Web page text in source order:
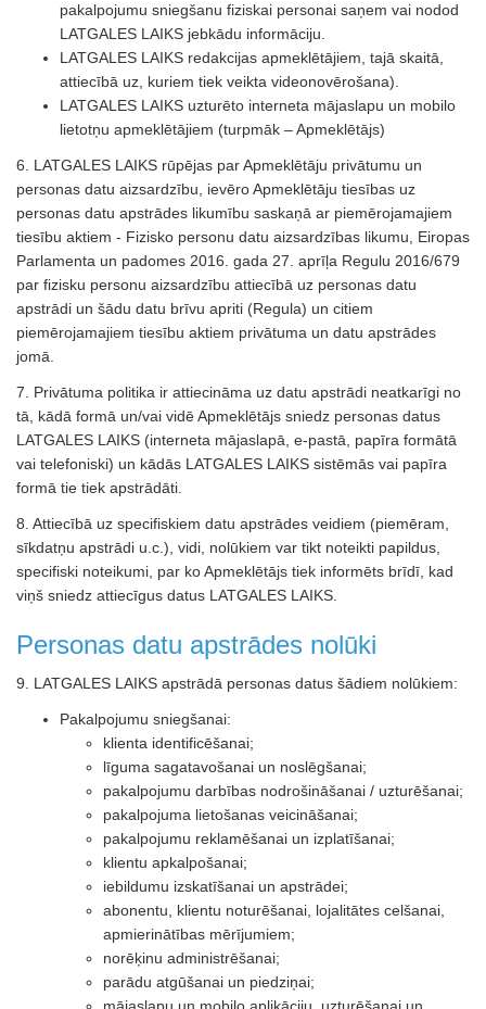
pakalpojumu sniegšanu fiziskai personai saņem vai nodod
LATGALES LAIKS jebkādu informāciju.
LATGALES LAIKS redakcijas apmeklētājiem, tajā skaitā,
attiecībā uz, kuriem tiek veikta videonovērošana).
LATGALES LAIKS uzturēto interneta mājaslapu un mobilo
lietotņu apmeklētājiem (turpmāk – Apmeklētājs)
6. LATGALES LAIKS rūpējas par Apmeklētāju privātumu un
personas datu aizsardzību, ievēro Apmeklētāju tiesības uz
personas datu apstrādes likumību saskaņā ar piemērojamajiem
tiesību aktiem - Fizisko personu datu aizsardzības likumu, Eiropas
Parlamenta un padomes 2016. gada 27. aprīļa Regulu 2016/679
par fizisku personu aizsardzību attiecībā uz personas datu
apstrādi un šādu datu brīvu apriti (Regula) un citiem
piemērojamajiem tiesību aktiem privātuma un datu apstrādes
jomā.
7. Privātuma politika ir attiecināma uz datu apstrādi neatkarīgi no
tā, kādā formā un/vai vidē Apmeklētājs sniedz personas datus
LATGALES LAIKS (interneta mājaslapā, e-pastā, papīra formātā
vai telefoniski) un kādās LATGALES LAIKS sistēmās vai papīra
formā tie tiek apstrādāti.
8. Attiecībā uz specifiskiem datu apstrādes veidiem (piemēram,
sīkdatņu apstrādi u.c.), vidi, nolūkiem var tikt noteikti papildus,
specifiski noteikumi, par ko Apmeklētājs tiek informēts brīdī, kad
viņš sniedz attiecīgus datus LATGALES LAIKS.
Personas datu apstrādes nolūki
9. LATGALES LAIKS apstrādā personas datus šādiem nolūkiem:
Pakalpojumu sniegšanai:
klienta identificēšanai;
līguma sagatavošanai un noslēgšanai;
pakalpojumu darbības nodrošināšanai / uzturēšanai;
pakalpojuma lietošanas veicināšanai;
pakalpojumu reklamēšanai un izplatīšanai;
klientu apkalpošanai;
iebildumu izskatīšanai un apstrādei;
abonentu, klientu noturēšanai, lojalitātes celšanai,
apmierinātības mērījumiem;
norēķinu administrēšanai;
parādu atgūšanai un piedziņai;